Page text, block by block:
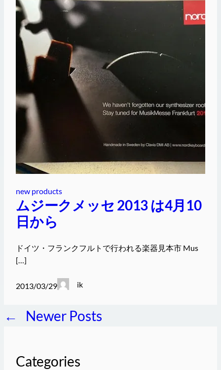
new products
ムジークメッセ 2013 は4月10
日から
ドイツ・フランクフルトで行われる楽器見本市 Mus
[…]
2013/03/29 ik
← Newer Posts
Categories